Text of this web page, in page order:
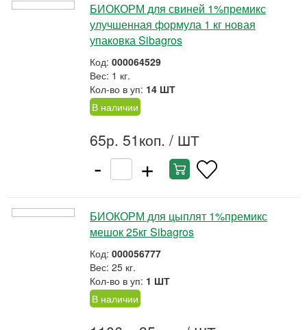
БИОКОРМ для свиней 1%премикс
улучшенная формула 1 кг новая
упаковка Sibagros
Код: 000064529
Вес: 1 кг.
Кол-во в уп: 14 ШТ
В наличии
65р. 51коп. / ШТ
- +
БИОКОРМ для цыплят 1%премикс
мешок 25кг Sibagros
Код: 000056777
Вес: 25 кг.
Кол-во в уп: 1 ШТ
В наличии